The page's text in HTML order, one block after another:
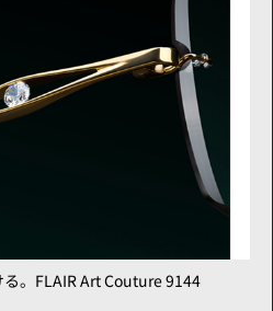
。FLAIR Art Couture 9144